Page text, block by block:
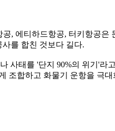
에티하드항공, 터키항공은
를 합친 것보다 길다.
태를 '단지 90%의 위기'라
조합하고 화물기 운항을 극